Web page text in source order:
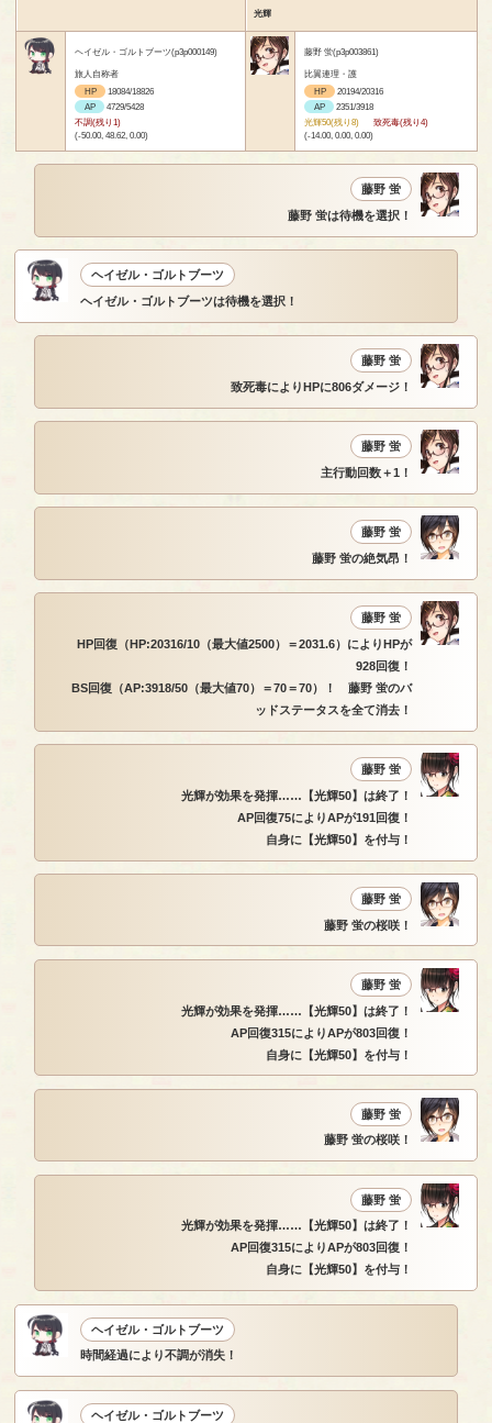
光輝
ヘイゼル・ゴルトブーツ(p3p000149)
旅人自称者
HP
18084/18826
AP
4729/5428
不調(残り1)
(-50.00, 48.62, 0.00)
藤野 蛍(p3p003861)
比翼連理・護
HP
20194/20316
AP
2351/3918
光輝50(残り8)
致死毒(残り4)
(-14.00, 0.00, 0.00)
藤野 蛍
藤野 蛍は待機を選択！
ヘイゼル・ゴルトブーツ
ヘイゼル・ゴルトブーツは待機を選択！
藤野 蛍
致死毒によりHPに806ダメージ！
藤野 蛍
主行動回数＋1！
藤野 蛍
藤野 蛍の絶気昂！
藤野 蛍
HP回復（HP:20316/10（最大値2500）＝2031.6）によりHPが
928回復！
BS回復（AP:3918/50（最大値70）＝70＝70）！ 藤野 蛍のバ
ッドステータスを全て消去！
藤野 蛍
光輝が効果を発揮……【光輝50】は終了！
AP回復75によりAPが191回復！
自身に【光輝50】を付与！
藤野 蛍
藤野 蛍の桜咲！
藤野 蛍
光輝が効果を発揮……【光輝50】は終了！
AP回復315によりAPが803回復！
自身に【光輝50】を付与！
藤野 蛍
藤野 蛍の桜咲！
藤野 蛍
光輝が効果を発揮……【光輝50】は終了！
AP回復315によりAPが803回復！
自身に【光輝50】を付与！
ヘイゼル・ゴルトブーツ
時間経過により不調が消失！
ヘイゼル・ゴルトブーツ